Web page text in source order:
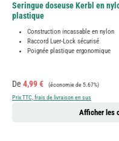
Seringue doseuse Kerbl en
plastique
Construction incassable en nylon
Raccord Luer-Lock sécurisé
Poignée plastique ergonomique
Prix de vente :
De 4,99 € Prix régulier :
(économie de 5.67%)
Prix TTC, frais de livraison en sus
Afficher les